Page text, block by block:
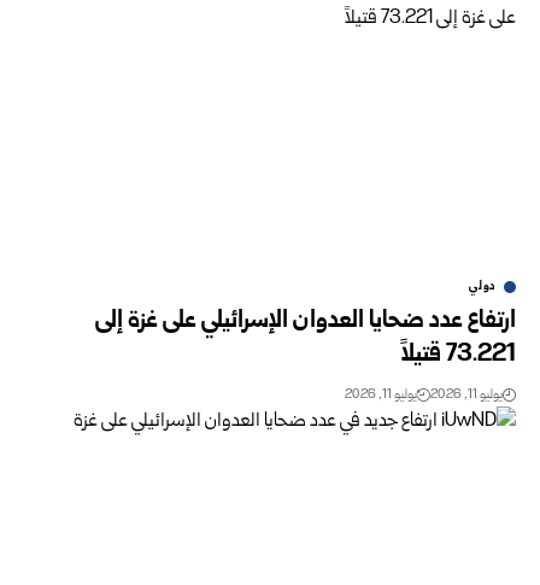
دولي
ارتفاع عدد ضحايا العدوان الإسرائيلي على غزة إلى
73.221 قتيلاً
يوليو 11, 2026 يوليو 11, 2026